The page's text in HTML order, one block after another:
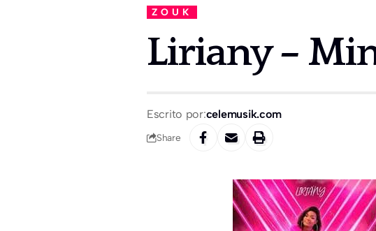
ZOUK
Liriany –
Escrito por:celemusik.com
Share